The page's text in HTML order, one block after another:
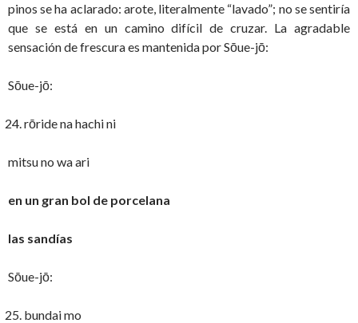
pinos se ha aclarado: arote, literalmente “lavado”; no se sentiría
que se está en un camino difícil de cruzar. La agradable
sensación de frescura es mantenida por Sōue-jō:
Sōue-jō:
rōride na hachi ni
mitsu no wa ari
en un gran bol de porcelana
las sandías
Sōue-jō:
bundai mo